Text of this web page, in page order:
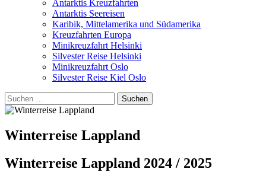
Antarktis Kreuzfahrten
Antarktis Seereisen
Karibik, Mittelamerika und Südamerika
Kreuzfahrten Europa
Minikreuzfahrt Helsinki
Silvester Reise Helsinki
Minikreuzfahrt Oslo
Silvester Reise Kiel Oslo
Suchen
nach:
Winterreise Lappland
Winterreise Lappland 2024 / 2025